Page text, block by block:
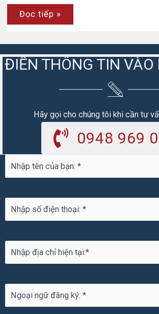
Bạn
có
câu
chúc
Tết
trong
Đọc tiếp »
ĐIỀN THÔNG TIN VÀO
Hãy gọi cho chúng tôi khi cần tư
0948 969